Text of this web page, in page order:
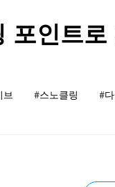
포인트
브 #스노클링 #